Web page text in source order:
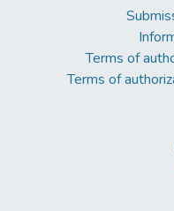
Terms of
Terms of